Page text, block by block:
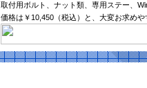
取付用ボルト、ナット類、専用ステー、
価格は￥10,450（税込）と、大変お求め